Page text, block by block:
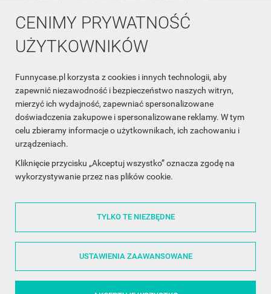
CENIMY PRYWATNOŚĆ
UŻYTKOWNIKÓW
Funnycase.pl korzysta z cookies i innych technologii, aby
zapewnić niezawodność i bezpieczeństwo naszych witryn,
mierzyć ich wydajność, zapewniać spersonalizowane
doświadczenia zakupowe i spersonalizowane reklamy. W tym
celu zbieramy informacje o użytkownikach, ich zachowaniu i
urządzeniach.
Kliknięcie przycisku „Akceptuj wszystko” oznacza zgodę na
wykorzystywanie przez nas plików cookie.
TYLKO TE NIEZBĘDNE
USTAWIENIA ZAAWANSOWANE
INFORMACJA O SKLEPIE
INFORMACJE
OBSŁUGA KLIENTA
WSPÓŁPRACA
ŚLEDŹ NAS NA FACEBOOKU
Made with❤in Poland